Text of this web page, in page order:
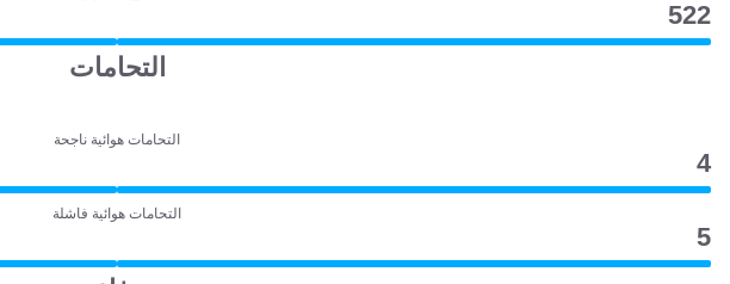
522
التحامات
التحامات هوائية ناجحة
4
التحامات هوائية فاشلة
5